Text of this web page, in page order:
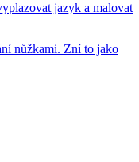
jazyk a malovat
nůžkami. Zní to jako